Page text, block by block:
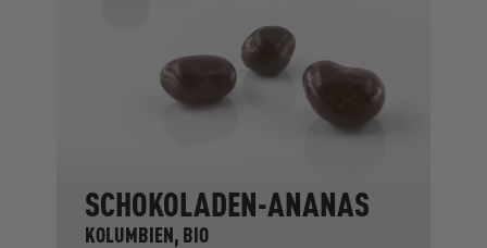
SCHOKOLADEN-ANANAS
KOLUMBIEN, BIO